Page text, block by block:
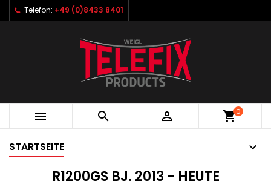
Telefon: +49 (0)8433 8401
   shopping_cart0
STARTSEITE
R1200GS BJ. 2013 - HEUTE